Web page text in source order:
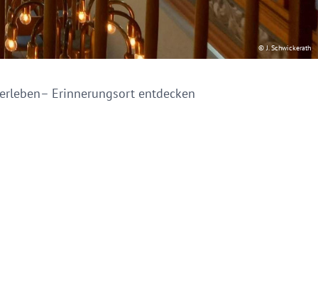
© J. Schwickerath
Erinnerungsort entdecken